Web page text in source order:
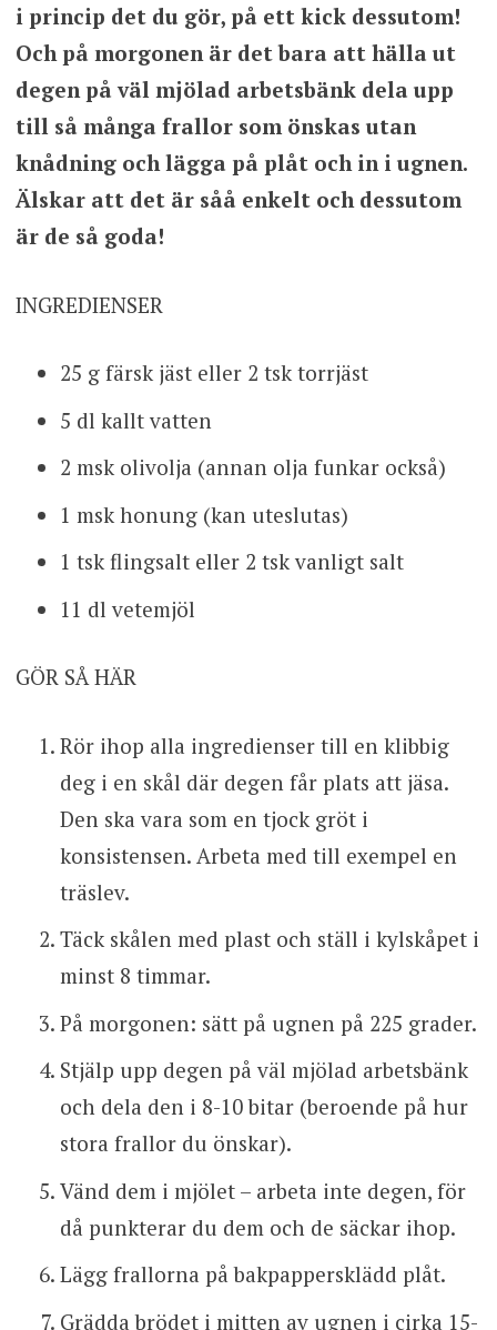
i princip det du gör, på ett kick dessutom!
Och på morgonen är det bara att hälla ut
degen på väl mjölad arbetsbänk dela upp
till så många frallor som önskas utan
knådning och lägga på plåt och in i ugnen.
Älskar att det är såå enkelt och dessutom
är de så goda!
INGREDIENSER
25 g färsk jäst eller 2 tsk torrjäst
5 dl kallt vatten
2 msk olivolja (annan olja funkar också)
1 msk honung (kan uteslutas)
1 tsk flingsalt eller 2 tsk vanligt salt
11 dl vetemjöl
GÖR SÅ HÄR
Rör ihop alla ingredienser till en klibbig
deg i en skål där degen får plats att jäsa.
Den ska vara som en tjock gröt i
konsistensen. Arbeta med till exempel en
träslev.
Täck skålen med plast och ställ i kylskåpet i
minst 8 timmar.
På morgonen: sätt på ugnen på 225 grader.
Stjälp upp degen på väl mjölad arbetsbänk
och dela den i 8-10 bitar (beroende på hur
stora frallor du önskar).
Vänd dem i mjölet – arbeta inte degen, för
då punkterar du dem och de säckar ihop.
Lägg frallorna på bakpappersklädd plåt.
Grädda brödet i mitten av ugnen i cirka 15-